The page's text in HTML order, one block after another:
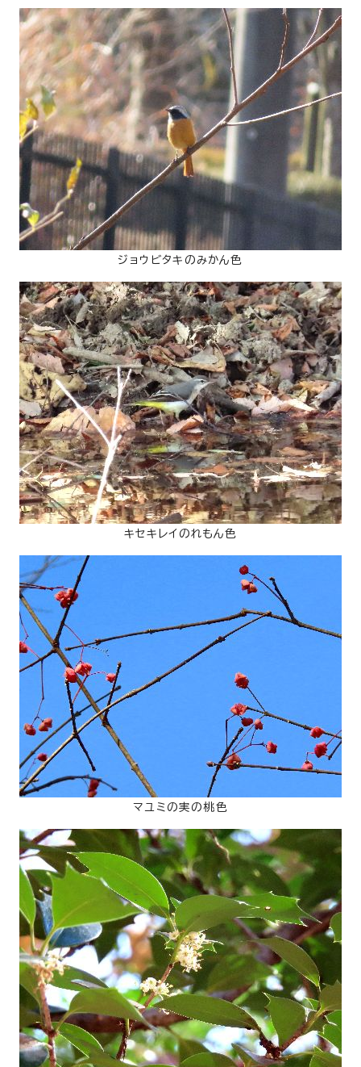
ジョウビタキのみかん色
キセキレイのれもん色
マユミの実の桃色